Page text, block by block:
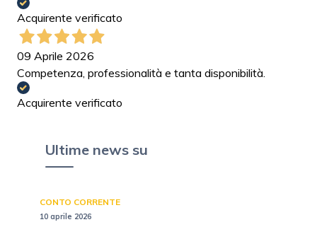
Acquirente verificato
09 Aprile 2026
Competenza, professionalità e tanta disponibilità.
Acquirente verificato
Ultime news su
CONTO CORRENTE
10 aprile 2026